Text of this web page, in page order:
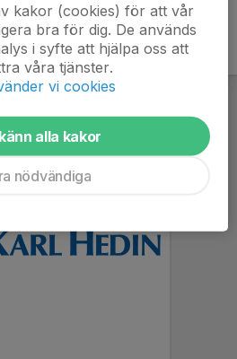
kakor (cookies) för att vår
bra för dig. De används
i syfte att hjälpa oss att
våra tjänster.
vi cookies
alla kakor
nödvändiga